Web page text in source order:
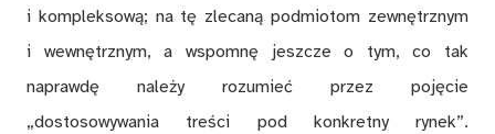
i kompleksową; na tę zlecaną podmiotom zewnętrznym
i wewnętrznym, a wspomnę jeszcze o tym, co tak
naprawdę należy rozumieć przez pojęcie
„dostosowywania treści pod konkretny rynek”.